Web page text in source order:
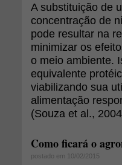
A substituição de
concentração de
pode resultar na
minimizar os
o meio ambiente.
equivalente
viabilizando sua
alimentação
(Souza et al.,
Como ficará o
postado em 10/02/2015